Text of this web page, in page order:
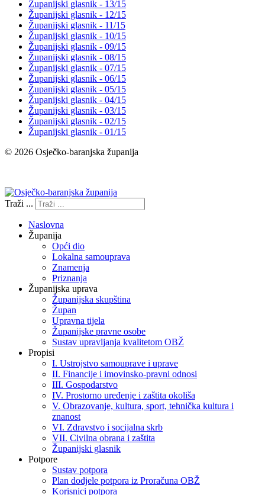
Županijski glasnik - 13/15
Županijski glasnik - 12/15
Županijski glasnik - 11/15
Županijski glasnik - 10/15
Županijski glasnik - 09/15
Županijski glasnik - 08/15
Županijski glasnik - 07/15
Županijski glasnik - 06/15
Županijski glasnik - 05/15
Županijski glasnik - 04/15
Županijski glasnik - 03/15
Županijski glasnik - 02/15
Županijski glasnik - 01/15
© 2026 Osječko-baranjska županija
Traži ...
Naslovna
Županija
Opći dio
Lokalna samouprava
Znamenja
Priznanja
Županijska uprava
Županijska skupština
Župan
Upravna tijela
Županijske pravne osobe
Sustav upravljanja kvalitetom OBŽ
Propisi
I. Ustrojstvo samouprave i uprave
II. Financije i imovinsko-pravni odnosi
III. Gospodarstvo
IV. Prostorno uređenje i zaštita okoliša
V. Obrazovanje, kultura, sport, tehnička kultura i
znanost
VI. Zdravstvo i socijalna skrb
VII. Civilna obrana i zaštita
Županijski glasnik
Potpore
Sustav potpora
Plan dodjele potpora iz Proračuna OBŽ
Korisnici potpora